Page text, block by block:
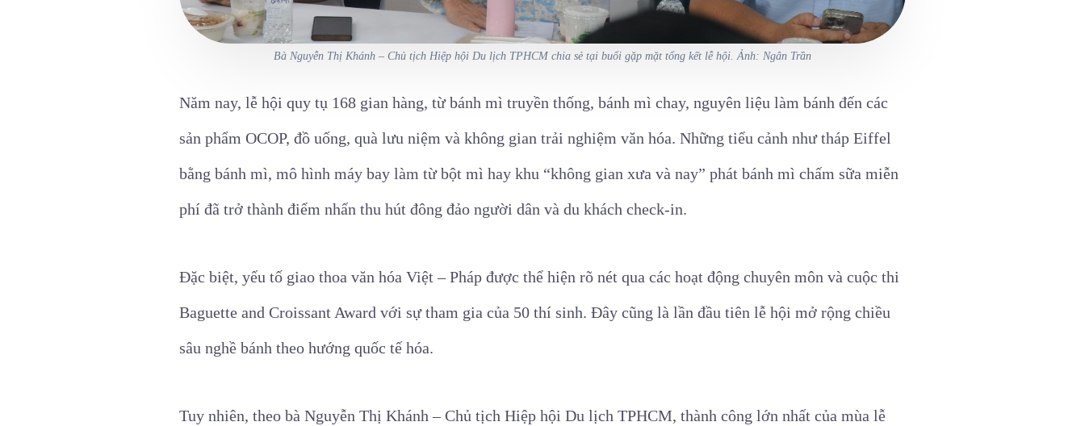
Bà Nguyễn Thị Khánh – Chủ tịch Hiệp hội Du lịch TPHCM chia sẻ tại buổi gặp mặt tổng kết lễ hội. Ảnh: Ngân Trần
Năm nay, lễ hội quy tụ 168 gian hàng, từ bánh mì truyền thống, bánh mì chay, nguyên liệu làm bánh đến các
sản phẩm OCOP, đồ uống, quà lưu niệm và không gian trải nghiệm văn hóa. Những tiểu cảnh như tháp Eiffel
bằng bánh mì, mô hình máy bay làm từ bột mì hay khu “không gian xưa và nay” phát bánh mì chấm sữa miễn
phí đã trở thành điểm nhấn thu hút đông đảo người dân và du khách check-in.
Đặc biệt, yếu tố giao thoa văn hóa Việt – Pháp được thể hiện rõ nét qua các hoạt động chuyên môn và cuộc thi
Baguette and Croissant Award với sự tham gia của 50 thí sinh. Đây cũng là lần đầu tiên lễ hội mở rộng chiều
sâu nghề bánh theo hướng quốc tế hóa.
Tuy nhiên, theo bà Nguyễn Thị Khánh – Chủ tịch Hiệp hội Du lịch TPHCM, thành công lớn nhất của mùa lễ